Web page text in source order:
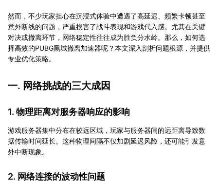
然而，不少玩家担心在沉浸式体验中遭遇了高延迟、频繁卡顿甚至
意外断线的问题，严重损害了战斗表现和游戏代入感。尤其在关键
对决或撤离环节，网络稳定性往往成为胜负分水岭。那么，如何选
择高效的PUBG黑域撤离加速器呢？本文深入剖析问题根源，并提供
专业优化策略。
一. 网络挑战的三大成因
1. 物理距离对服务器响应的影响
游戏服务器集中分布在较远区域，玩家与服务器间的远距离导致数
据传输时间延长。这种物理间隔不仅加剧延迟风险，还可能引发意
外中断现象。
2. 网络连接的波动性问题